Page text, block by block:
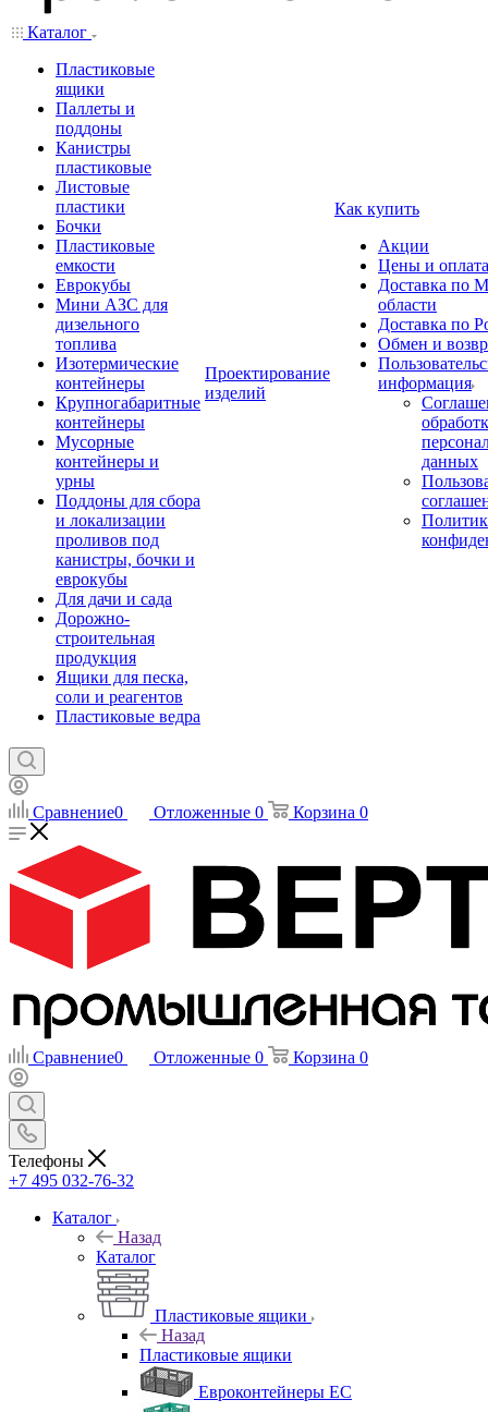
Каталог
Пластиковые
ящики
Паллеты и
поддоны
Канистры
пластиковые
Листовые
пластики
Бочки
Пластиковые
емкости
Еврокубы
Мини АЗС для
дизельного
топлива
Изотермические
контейнеры
Крупногабаритные
контейнеры
Мусорные
контейнеры и
урны
Поддоны для сбора
и локализации
проливов под
канистры, бочки и
еврокубы
Для дачи и сада
Дорожно-
строительная
продукция
Ящики для песка,
соли и реагентов
Пластиковые ведра
Проектирование
изделий
Как купить
Акции
Цены и оплата
Доставка по
области
Доставка по
Обмен и
информация
данных
Сравнение0 Отложенные 0 Корзина 0
Сравнение0 Отложенные 0 Корзина 0
Телефоны
+7 495 032-76-32
Каталог
Назад
Каталог
Пластиковые ящики
Назад
Пластиковые ящики
Евроконтейнеры ЕС